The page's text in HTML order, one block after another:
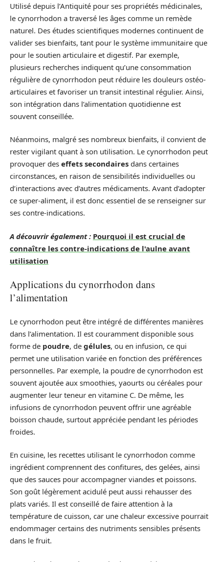
Utilisé depuis l’Antiquité pour ses propriétés médicinales,
le cynorrhodon a traversé les âges comme un remède
naturel. Des études scientifiques modernes continuent de
valider ses bienfaits, tant pour le système immunitaire que
pour le soutien articulaire et digestif. Par exemple,
plusieurs recherches indiquent qu’une consommation
régulière de cynorrhodon peut réduire les douleurs ostéo-
articulaires et favoriser un transit intestinal régulier. Ainsi,
son intégration dans l’alimentation quotidienne est
souvent conseillée.
Néanmoins, malgré ses nombreux bienfaits, il convient de
rester vigilant quant à son utilisation. Le cynorrhodon peut
provoquer des effets secondaires dans certaines
circonstances, en raison de sensibilités individuelles ou
d’interactions avec d’autres médicaments. Avant d’adopter
ce super-aliment, il est donc essentiel de se renseigner sur
ses contre-indications.
A découvrir également : Pourquoi il est crucial de
connaître les contre-indications de l'aulne avant
utilisation
Applications du cynorrhodon dans
l’alimentation
Le cynorrhodon peut être intégré de différentes manières
dans l’alimentation. Il est couramment disponible sous
forme de poudre, de gélules, ou en infusion, ce qui
permet une utilisation variée en fonction des préférences
personnelles. Par exemple, la poudre de cynorrhodon est
souvent ajoutée aux smoothies, yaourts ou céréales pour
augmenter leur teneur en vitamine C. De même, les
infusions de cynorrhodon peuvent offrir une agréable
boisson chaude, surtout appréciée pendant les périodes
froides.
En cuisine, les recettes utilisant le cynorrhodon comme
ingrédient comprennent des confitures, des gelées, ainsi
que des sauces pour accompagner viandes et poissons.
Son goût légèrement acidulé peut aussi rehausser des
plats variés. Il est conseillé de faire attention à la
température de cuisson, car une chaleur excessive pourrait
endommager certains des nutriments sensibles présents
dans le fruit.